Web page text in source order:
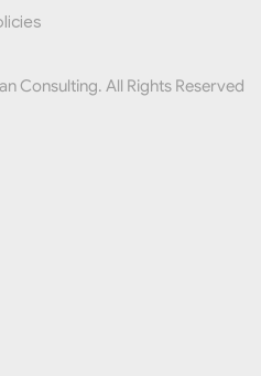
Consulting. All Rights Reserved